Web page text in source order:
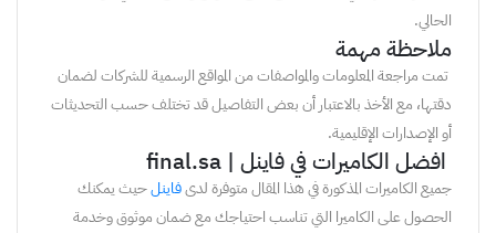
الحالي.
ملاحظة مهمة
تمتمراجعةالمعلوماتوالمواصفاتمنالمواقعالرسميةللشركاتلضمان
دقتها، معالأخذبالاعتبار أنبعضالتفاصيلقدتختلفحسبالتحديثات
أوالإصداراتالإقليمية.
افضل الكاميراتفيفاينل |
final.sa
جميع الكاميرات المذكورة في هذا المقال متوفرة لدىفاينلحيث يمكنك
الحصول على الكاميرا التي تناسب احتياجك مع ضمان موثوق وخدمة